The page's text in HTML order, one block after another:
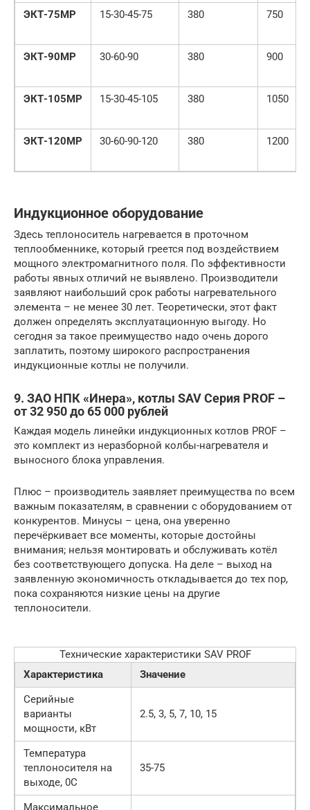
ЭКТ-75МР 15-30-45-75 380 750
ЭКТ-90МР 30-60-90 380 900
ЭКТ-105МР 15-30-45-105 380 1050
ЭКТ-120МР 30-60-90-120 380 1200
Индукционное оборудование
Здесь теплоноситель нагревается в проточном
теплообменнике, который греется под воздействием
мощного электромагнитного поля. По эффективности
работы явных отличий не выявлено. Производители
заявляют наибольший срок работы нагревательного
элемента – не менее 30 лет. Теоретически, этот факт
должен определять эксплуатационную выгоду. Но
сегодня за такое преимущество надо очень дорого
заплатить, поэтому широкого распространения
индукционные котлы не получили.
9. ЗАО НПК «Инера», котлы SAV Серия PROF –
от 32 950 до 65 000 рублей
Каждая модель линейки индукционных котлов PROF –
это комплект из неразборной колбы-нагревателя и
выносного блока управления.
Плюс – производитель заявляет преимущества по всем
важным показателям, в сравнении с оборудованием от
конкурентов. Минусы – цена, она уверенно
перечёркивает все моменты, которые достойны
внимания; нельзя монтировать и обслуживать котёл
без соответствующего допуска. На деле – выход на
заявленную экономичность откладывается до тех пор,
пока сохраняются низкие цены на другие
теплоносители.
Технические характеристики SAV PROF
Характеристика
Значение
Серийные
варианты
мощности, кВт
2.5, 3, 5, 7, 10, 15
Температура
теплоносителя на
выходе, 0С
35-75
Максимальное